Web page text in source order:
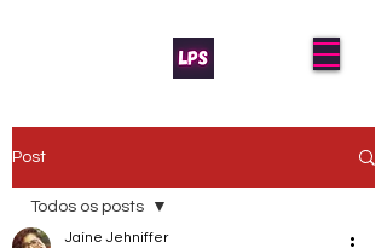
Post
Todos os posts
Jaíne Jehniffer